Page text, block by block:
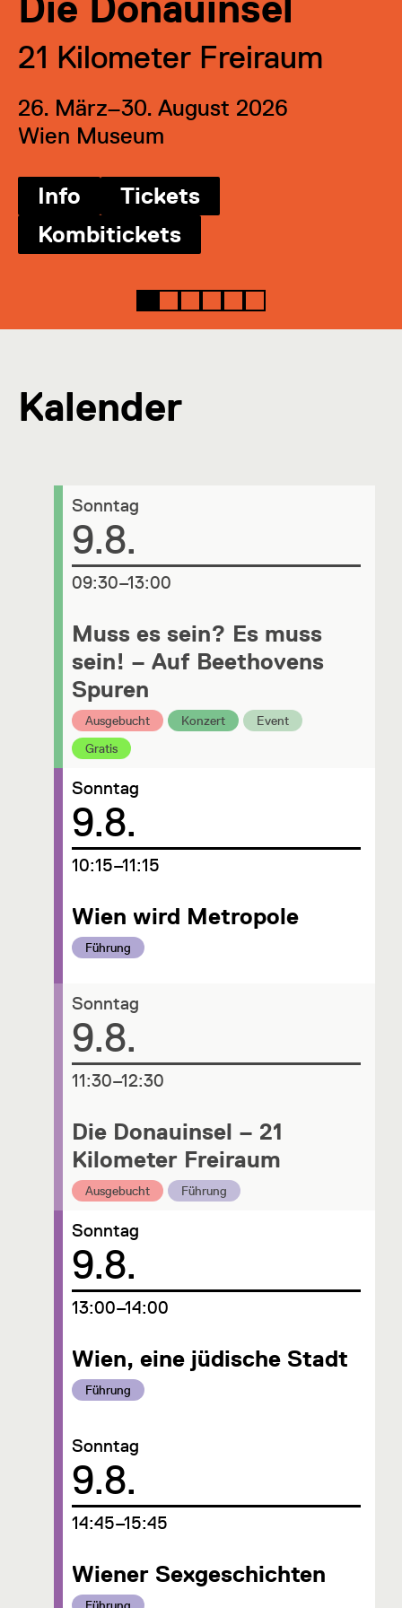
21 Kilometer Freiraum
26. März–30. August 2026
Wien Museum
Info
Tickets
Kombitickets
Kalender
Muss es sein? Es muss
sein! – Auf Beethovens
Spuren
Kategorie:
Ausgebucht Kategorie:
Konzert Kategorie:
Event
Kategorie:
Gratis
Sonntag
Datum
9.8.
um
09:30–13:00
Wien wird Metropole
Kategorie:
Führung
Sonntag
Datum
9.8.
um
10:15–11:15
Die Donauinsel – 21
Kilometer Freiraum
Kategorie:
Ausgebucht Kategorie:
Führung
Sonntag
Datum
9.8.
um
11:30–12:30
Wien, eine jüdische Stadt
Kategorie:
Führung
Sonntag
Datum
9.8.
um
13:00–14:00
Wiener Sexgeschichten
Kategorie:
Sonntag
Datum
9.8.
um
14:45–15:45